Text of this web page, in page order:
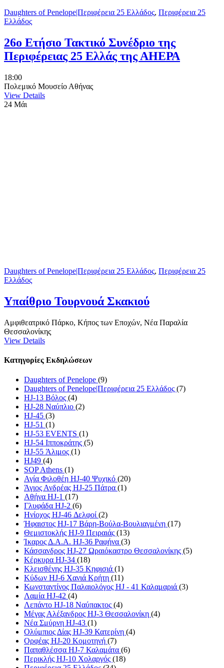
Daughters of Penelope|Περιφέρεια 25 Ελλάδος, Περιφέρεια 25
Ελλάδος
26ο Ετήσιο Τακτικό Συνέδριο της
Περιφέρειας 25 Ελλάς της ΑΗΕΡΑ
18:00
Πολεμικό Μουσείο Αθήνας
View Details
24 Μάι
Daughters of Penelope|Περιφέρεια 25 Ελλάδος, Περιφέρεια 25
Ελλάδος
Υπαίθριο Τουρνουά Σκακιού
Αμφιθεατρικό Πάρκο, Κήπος των Εποχών, Νέα Παραλία
Θεσσαλονίκης
View Details
Κατηγορίες Εκδηλώσεων
Daughters of Penelope (9)
Daughters of Penelope|Περιφέρεια 25 Ελλάδος (7)
HJ-13 Βόλος (4)
HJ-28 Ναύπλιο (2)
HJ-45 (3)
HJ-51 (1)
HJ-53 EVENTS (1)
HJ-54 Ιπποκράτης (5)
HJ-55 Άλιμος (1)
HJ49 (4)
SOP Athens (1)
Αγία Φιλοθέη HJ-40 Ψυχικό (20)
Άγιος Ανδρέας HJ-25 Πάτρα (1)
Αθήνα HJ-1 (17)
Γλυφάδα HJ-2 (6)
Ηνίοχος HJ-46 Δελφοί (2)
Ήφαιστος HJ-17 Βάρη-Βούλα-Βουλιαγμένη (17)
Θεμιστοκλής HJ-9 Πειραιάς (13)
Ίκαρος Δ.Α.Α. HJ-36 Ραφήνα (3)
Κάσσανδρος HJ-27 Ωραιόκαστρο Θεσσαλονίκης (5)
Κέρκυρα HJ-34 (18)
Κλεισθένης HJ-35 Κηφισιά (1)
Κύδων HJ-6 Χανιά Κρήτη (11)
Κωνσταντίνος Παλαιολόγος HJ - 41 Καλαμαριά (3)
Λαμία HJ-42 (4)
Λεπάντο HJ-18 Ναύπακτος (4)
Μέγας Αλέξανδρος HJ-3 Θεσσαλονίκη (4)
Νέα Σμύρνη HJ-43 (1)
Ολύμπιος Δίας HJ-39 Κατερίνη (4)
Ορφέας HJ-20 Κομοτηνή (7)
Παπαθλέσσα HJ-7 Καλαμάτα (6)
Περικλής HJ-10 Χολαργός (18)